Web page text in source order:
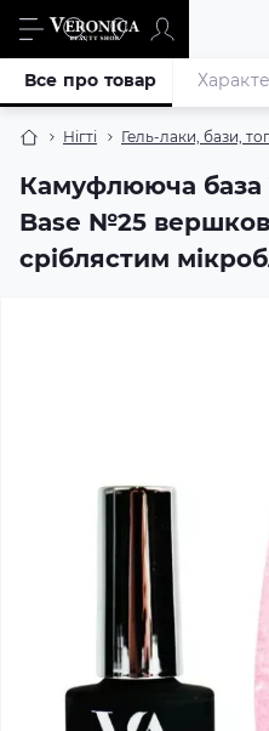
Нігті Гель-лаки, бази,
Камуфлююча база
Base №25
сріблястим
Все про товар